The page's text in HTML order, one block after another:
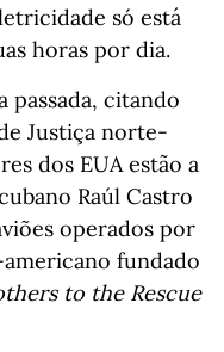
só está
horas por dia.
passada, citando
Justiça norte-
dos EUA estão a
Raúl Castro
operados por
fundado
to the Rescue